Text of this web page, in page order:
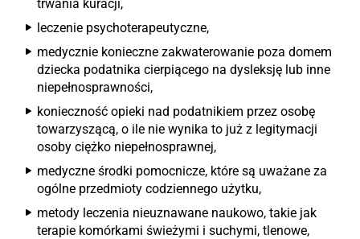
trwania kuracji,
leczenie psychoterapeutyczne,
medycznie konieczne zakwaterowanie poza domem
dziecka podatnika cierpiącego na dysleksję lub inne
niepełnosprawności,
konieczność opieki nad podatnikiem przez osobę
towarzyszącą, o ile nie wynika to już z legitymacji
osoby ciężko niepełnosprawnej,
medyczne środki pomocnicze, które są uważane za
ogólne przedmioty codziennego użytku,
metody leczenia nieuznawane naukowo, takie jak
terapie komórkami świeżymi i suchymi, tlenowe,